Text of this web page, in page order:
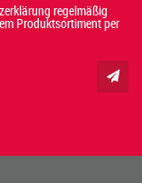
regelmäßig
Produktsortiment per